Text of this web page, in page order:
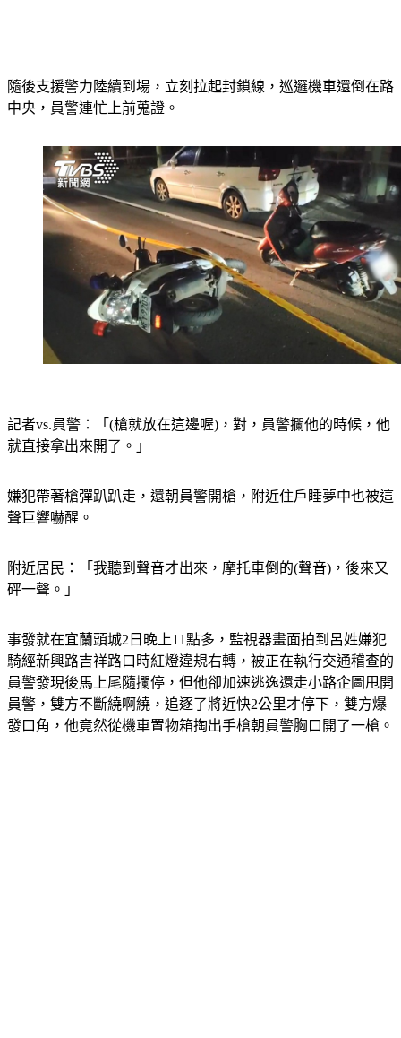
隨後支援警力陸續到場，立刻拉起封鎖線，巡邏機車還倒在路
記者vs.員警：「(槍就放在這邊喔)，對，員警攔他的時候，他
嫌犯帶著槍彈趴趴走，還朝員警開槍，附近住戶睡夢中也被這
附近居民：「我聽到聲音才出來，摩托車倒的(聲音)，後來又
事發就在宜蘭頭城2日晚上11點多，監視器畫面拍到呂姓嫌犯
騎經新興路吉祥路口時紅燈違規右轉，被正在執行交通稽查的
員警發現後馬上尾隨攔停，但他卻加速逃逸還走小路企圖甩開
員警，雙方不斷繞啊繞，追逐了將近快2公里才停下，雙方爆